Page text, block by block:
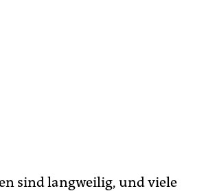
sind langweilig, und viele